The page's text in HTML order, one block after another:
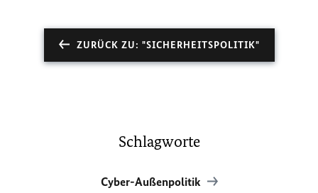
ZURÜCK ZU: "SICHERHEITSPOLITIK"
Schlagworte
Cyber-Außenpolitik